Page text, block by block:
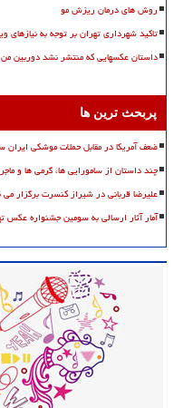
روش های درمان ریزش مو
تاکید شهرداری تهران بر توجه به نیازهای
داستان عکسهایی که منتشر نشد دوربین
پربحث ترین ها
ضعف آمریکا در مقابل حملات موشکی
چند داستان از سامورایی ها، گرمی ها و
علیرضا قربانی در شیراز کنسرت برگزار می
آمار آثار ارسالی به سومین جشنواره عکس